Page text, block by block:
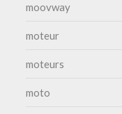
moovway
moteur
moteurs
moto